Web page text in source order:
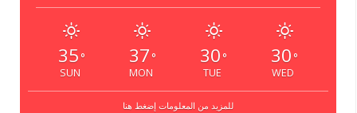
35 °
SUN
37 °
MON
30 °
TUE
30 °
WED
للمزيد من المعلومات إضغط هنا